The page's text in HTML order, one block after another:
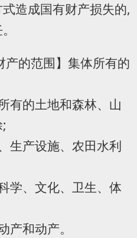
造成国有财产损失的,
产的范围】集体所有的
有的土地和森林、山
生产设施、农田水利
学、文化、卫生、体
产和动产。